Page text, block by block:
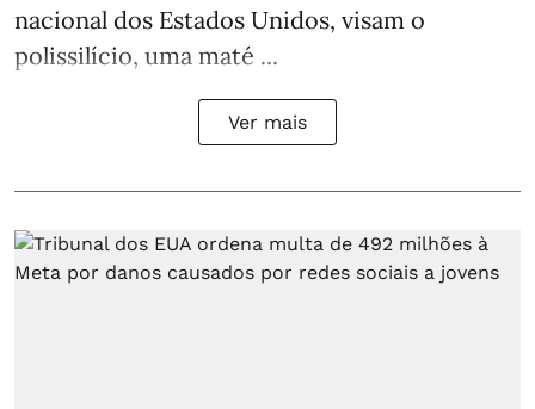
nacional dos Estados Unidos, visam o
polissilício, uma maté ...
Ver mais